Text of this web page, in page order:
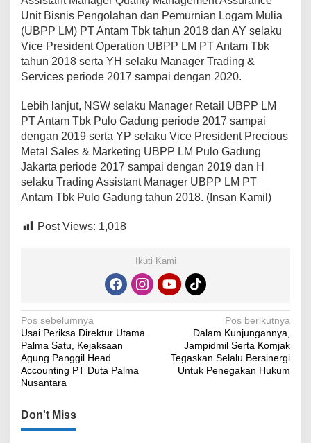
Unit Bisnis Pengolahan dan Pemurnian Logam Mulia
(UBPP LM) PT Antam Tbk tahun 2018 dan AY selaku
Vice President Operation UBPP LM PT Antam Tbk
tahun 2018 serta YH selaku Manager Trading &
Services periode 2017 sampai dengan 2020.
Lebih lanjut, NSW selaku Manager Retail UBPP LM
PT Antam Tbk Pulo Gadung periode 2017 sampai
dengan 2019 serta YP selaku Vice President Precious
Metal Sales & Marketing UBPP LM Pulo Gadung
Jakarta periode 2017 sampai dengan 2019 dan H
selaku Trading Assistant Manager UBPP LM PT
Antam Tbk Pulo Gadung tahun 2018. (Insan Kamil)
Post Views: 1,018
Ikuti Kami
Navigasi
pos
Pos sebelumnya
Usai Periksa Direktur Utama
Palma Satu, Kejaksaan
Agung Panggil Head
Accounting PT Duta Palma
Nusantara
Pos berikutnya
Dalam Kunjungannya,
Jampidmil Serta Komjak
Tegaskan Selalu Bersinergi
Untuk Penegakan Hukum
Don't Miss